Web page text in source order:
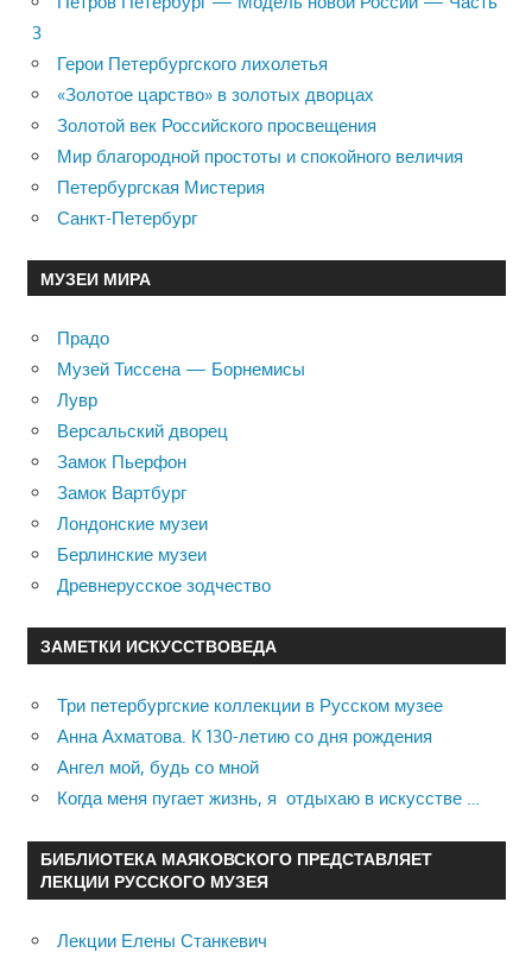
3
Герои Петербургского лихолетья
«Золотое царство» в золотых дворцах
Золотой век Российского просвещения
Мир благородной простоты и спокойного величия
Петербургская Мистерия
Санкт-Петербург
МУЗЕИ МИРА
Прадо
Музей Тиссена — Борнемисы
Лувр
Версальский дворец
Замок Пьерфон
Замок Вартбург
Лондонские музеи
Берлинские музеи
Древнерусское зодчество
ЗАМЕТКИ ИСКУССТВОВЕДА
Три петербургские коллекции в Русском музее
Анна Ахматова. К 130-летию со дня рождения
Ангел мой, будь со мной
Когда меня пугает жизнь, я отдыхаю в искусстве …
БИБЛИОТЕКА МАЯКОВСКОГО ПРЕДСТАВЛЯЕТ
ЛЕКЦИИ РУССКОГО МУЗЕЯ
Лекции Елены Станкевич